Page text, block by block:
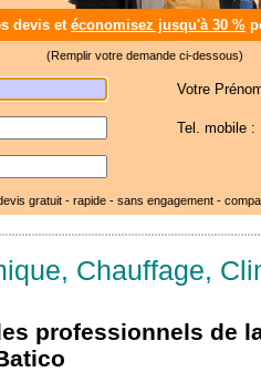
devis et économisez jusqu'à 30 %
(Remplir votre demande ci-dessous)
Votre
Tel. mobile :
gratuit - rapide - sans engagement -
Chauffage,
professionnels de